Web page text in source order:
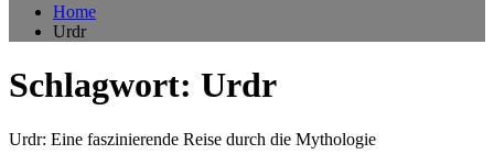
Home
Urdr
Schlagwort: Urdr
Urdr: Eine faszinierende Reise durch die Mythologie